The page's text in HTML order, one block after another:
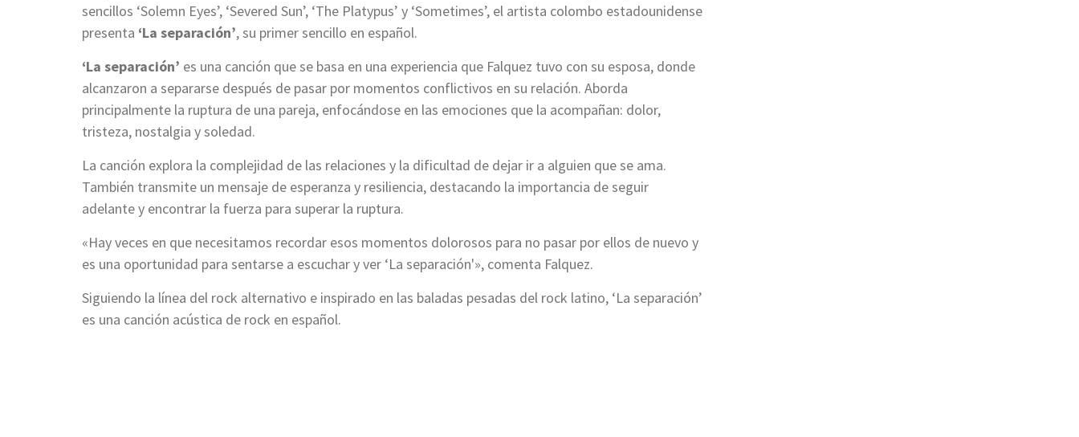
sencillos ‘Solemn Eyes’, ‘Severed Sun’, ‘The Platypus’ y ‘Sometimes’, el artista colombo estadounidense
presenta ‘La separación’, su primer sencillo en español.
‘La separación’ es una canción que se basa en una experiencia que Falquez tuvo con su esposa, donde
alcanzaron a separarse después de pasar por momentos conflictivos en su relación. Aborda
principalmente la ruptura de una pareja, enfocándose en las emociones que la acompañan: dolor,
tristeza, nostalgia y soledad.
La canción explora la complejidad de las relaciones y la dificultad de dejar ir a alguien que se ama.
También transmite un mensaje de esperanza y resiliencia, destacando la importancia de seguir
adelante y encontrar la fuerza para superar la ruptura.
«Hay veces en que necesitamos recordar esos momentos dolorosos para no pasar por ellos de nuevo y
es una oportunidad para sentarse a escuchar y ver ‘La separación'», comenta Falquez.
Siguiendo la línea del rock alternativo e inspirado en las baladas pesadas del rock latino, ‘La separación’
es una canción acústica de rock en español.